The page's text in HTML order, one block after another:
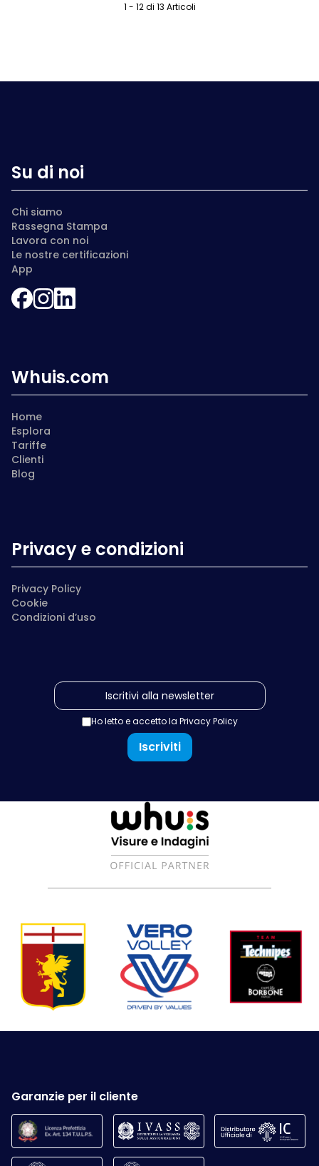
1 - 12 di 13 Articoli
Su di noi
Chi siamo
Rassegna Stampa
Lavora con noi
Le nostre certificazioni
App
Whuis.com
Home
Esplora
Tariffe
Clienti
Blog
Privacy e condizioni
Privacy Policy
Cookie
Condizioni d’uso
Ho letto e accetto la Privacy Policy
Iscriviti
Garanzie per il cliente